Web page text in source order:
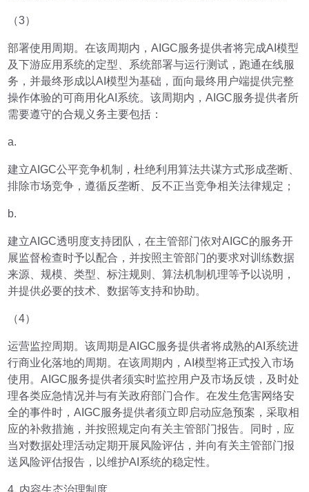
（3）
部署使用周期。在该周期内，AIGC服务提供者将完成AI模型
及下游应用系统的定型、系统部署与运行测试，跑通在线服
务，并最终形成以AI模型为基础，面向最终用户端提供完整
操作体验的可商用化AI系统。该周期内，AIGC服务提供者所
需要遵守的合规义务主要包括：
a.
建立AIGC公平竞争机制，杜绝利用算法共谋方式形成垄断、
排除市场竞争，遵循反垄断、反不正当竞争相关法律规定；
b.
建立AIGC透明度支持团队，在主管部门依对AIGC的服务开
展监督检查时予以配合，并按照主管部门的要求对训练数据
来源、规模、类型、标注规则、算法机制机理等予以说明，
并提供必要的技术、数据等支持和协助。
（4）
运营监控周期。该周期是AIGC服务提供者将成熟的AI系统进
行商业化落地的周期。在该周期内，AI模型将正式投入市场
使用。AIGC服务提供者须实时监控用户及市场反馈，及时处
理各类应急情况并与有关政府部门合作。在发生危害网络安
全的事件时，AIGC服务提供者须立即启动应急预案，采取相
应的补救措施，并按照规定向有关主管部门报告。同时，应
当对数据处理活动定期开展风险评估，并向有关主管部门报
送风险评估报告，以维护AI系统的稳定性。